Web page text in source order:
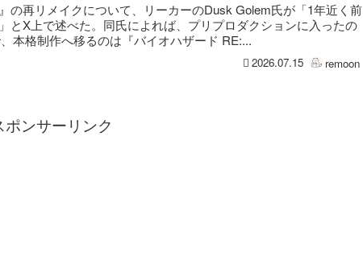
の再リメイクについて、リーカーのDusk Golem氏が「1年近く前
とX上で述べた。同氏によれば、プリプロダクションに入ったの
本格制作へ移るのは『バイオハザード RE:...
2026.07.15 remoon
ポンサーリンク